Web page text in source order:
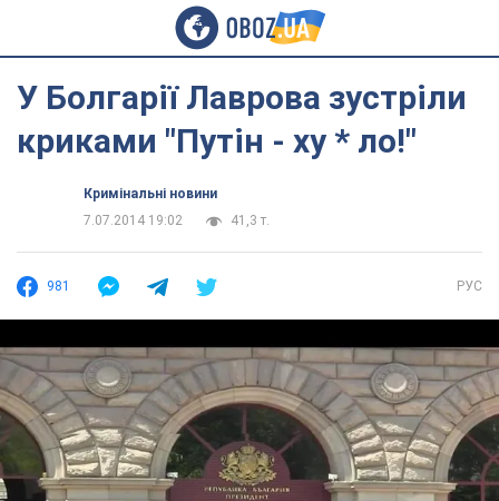
У Болгарії Лаврова зустріли
криками "Путін - ху * ло!"
Кримінальні новини
7.07.2014 19:02
41,3 т.
981 РУС